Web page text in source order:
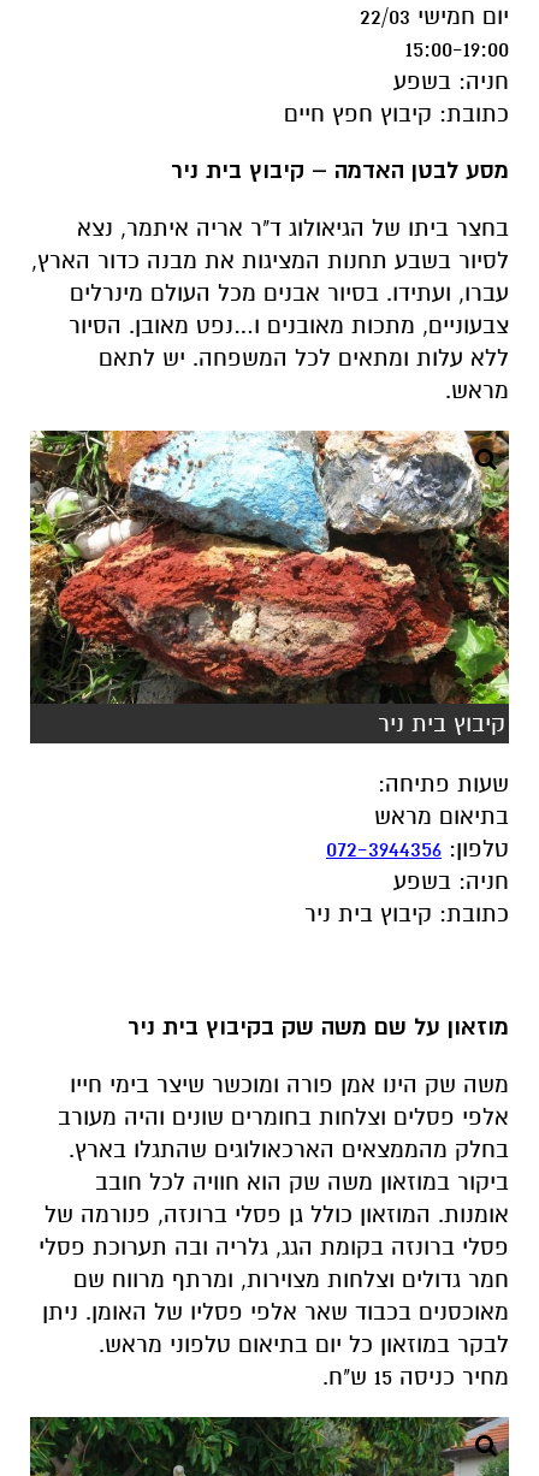
יום חמישי 22/03
15:00-19:00
חניה: בשפע
כתובת: קיבוץ חפץ חיים
מסע לבטן האדמה – קיבוץ בית ניר
בחצר ביתו של הגיאולוג ד"ר אריה איתמר, נצא
לסיור בשבע תחנות המציגות את מבנה כדור הארץ,
עברו, ועתידו. בסיור אבנים מכל העולם מינרלים
צבעוניים, מתכות מאובנים ו…נפט מאובן. הסיור
ללא עלות ומתאים לכל המשפחה. יש לתאם
מראש.
קיבוץ בית ניר
שעות פתיחה:
בתיאום מראש
טלפון:
072-3944356
חניה: בשפע
כתובת: קיבוץ בית ניר
מוזאון על שם משה שק בקיבוץ בית ניר
משה שק הינו אמן פורה ומוכשר שיצר בימי חייו
אלפי פסלים וצלחות בחומרים שונים והיה מעורב
בחלק מהממצאים הארכאולוגים שהתגלו בארץ.
ביקור במוזאון משה שק הוא חוויה לכל חובב
אומנות. המוזאון כולל גן פסלי ברונזה, פנורמה של
פסלי ברונזה בקומת הגג, גלריה ובה תערוכת פסלי
חמר גדולים וצלחות מצוירות, ומרתף מרווח שם
מאוכסנים בכבוד שאר אלפי פסליו של האומן. ניתן
לבקר במוזאון כל יום בתיאום טלפוני מראש.
מחיר כניסה 15 ש"ח
.